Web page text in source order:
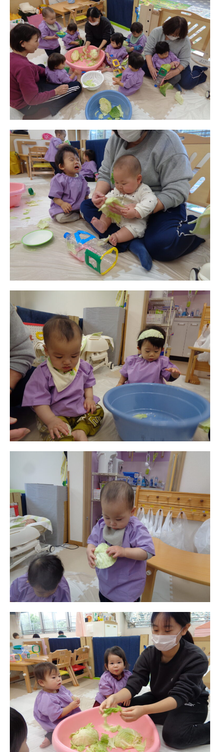
お知らせ
今日の幼稚園
園児募集要項
教職員募集
園のこと
園舎案内
安⼼・安全対策
給⾷
課外教室